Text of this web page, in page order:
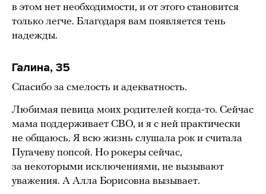
в этом нет необходимости, и от этого становится
только легче. Благодаря вам появляется тень
надежды.
Галина, 35
Спасибо за смелость и адекватность.
Любимая певица моих родителей когда-то. Сейчас
мама поддерживает СВО, и я с ней практически
не общаюсь. Я всю жизнь слушала рок и считала
Пугачеву попсой. Но рокеры сейчас,
за некоторыми исключениями, не вызывают
уважения. А Алла Борисовна вызывает.